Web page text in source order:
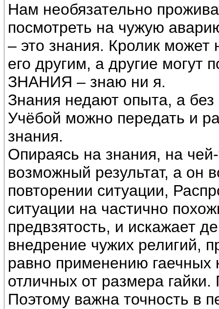
Нам необязательно
посмотреть на чужую
– это знания. Кролик может
его другим, а другие могут
ЗНАНИЯ – знаю ни я.
Знания недают опыта, а
Учёбой можно передать и
знания.
Опираясь на знания, на
возможный результат, а он
повторении ситуации,
ситуации на частично
предвзятость, и искажает
внедрение чужих религий,
равно применению гаечных
отличных от размера
Поэтому важна точность в